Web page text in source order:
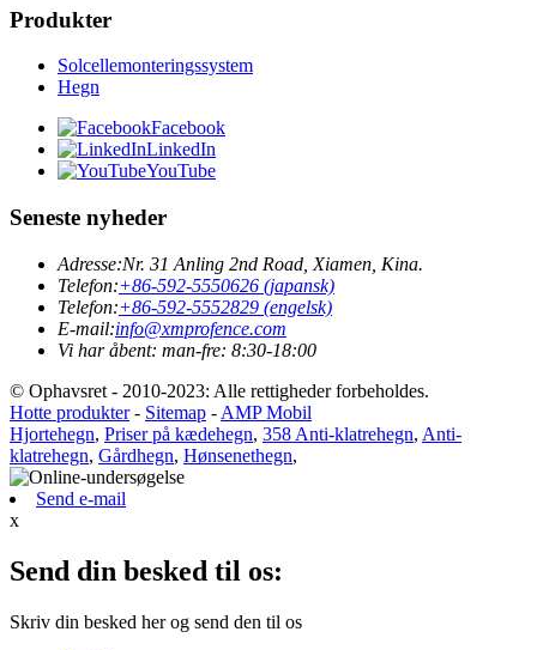
Produkter
Solcellemonteringssystem
Hegn
Facebook
LinkedIn
YouTube
Seneste nyheder
Adresse:Nr. 31 Anling 2nd Road, Xiamen, Kina.
Telefon:+86-592-5550626 (japansk)
Telefon:+86-592-5552829 (engelsk)
E-mail:info@xmprofence.com
Vi har åbent: man-fre: 8:30-18:00
© Ophavsret - 2010-2023: Alle rettigheder forbeholdes.
Hotte produkter- Sitemap - AMP Mobil
Hjortehegn, Priser på kædehegn, 358 Anti-klatrehegn, Anti-
klatrehegn, Gårdhegn, Hønsenethegn,
Send e-mail
x
Send din besked til os:
Skriv din besked her og send den til os